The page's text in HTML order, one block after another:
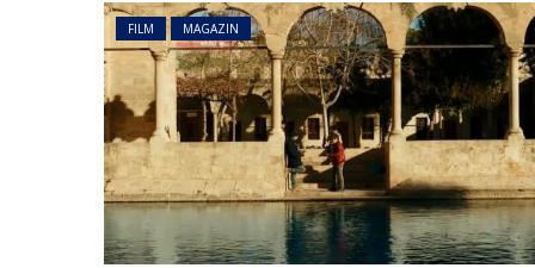
FILM MAGAZIN